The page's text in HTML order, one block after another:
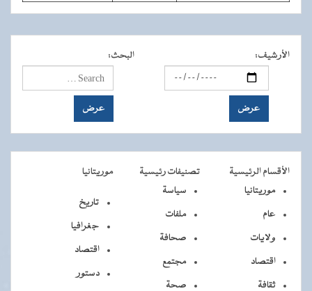
الأرشيف: البحث:
الأقسام الرئيسية تصنيفات رئيسية
موريتانيا
موريتانيا
عام
ولايات
اقتصاد
ثقافة
سياسة
ملفات
صحافة
مجتمع
صحة
تاريخ
جغرافيا
اقتصاد
دستور